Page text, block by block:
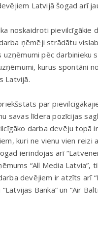
Latvijā šogad arī
noskaidroti pievilcīgākie
ņēmēji strādātu
pēc darbinieku
kurus spontāni
Latvijā.
par
savas līdera pozīcijas
darba devēju topā
kuri ne vienu vien reizi
ierindojas arī
“All Media
devējiem ir atzīts arī
Banka” un “Air